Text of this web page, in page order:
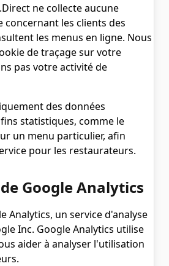
ne collecte aucune
concernant les clients des
les menus en ligne. Nous
de traçage sur votre
pas votre activité de
des données
statistiques, comme le
un menu particulier, afin
pour les restaurateurs.
Google Analytics
Analytics, un service d'analyse
Inc. Google Analytics utilise
aider à analyser l'utilisation